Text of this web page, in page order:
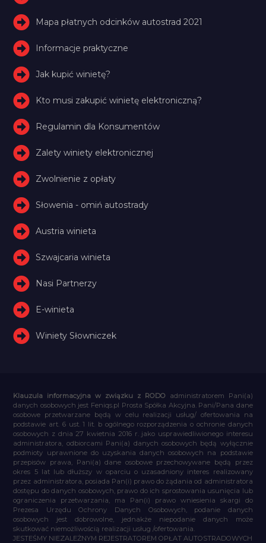
Mapa płatnych odcinków autostrad 2021
Informacje praktyczne
Jak kupić winietę?
Kto musi zakupić winietę elektroniczną?
Regulamin dla Konsumentów
Zalety winiety elektronicznej
Zwolnienie z opłaty
Słowenia - omiń autostrady
Austria winieta
Szwajcaria winieta
Nasi Partnerzy
E-winieta
Winiety Słowniczek
Klauzula informacyjna w związku z RODO administratorem Pani(a)
danych osobowych jest Feniqs.pl Prosta Spółka Akcyjna. Pani/Pana dane
osobowe przetwarzane będą w celu realizacji usług/ ofertowania na
podstawie art. 6 ust. 1 lit. b ogólnego rozporządzenia o ochronie danych
osobowych z dnia 27 kwietnia 2016 r. jako usprawiedliwionego interesu
administratora, odbiorcami Pani(a) danych osobowych będą wyłącznie
podmioty uprawnione do uzyskania danych osobowych na podstawie
przepisów prawa, Pani(a) dane osobowe przechowywane będą przez
okres 5 lat lub dłuższy w oparciu o uzasadniony interes realizowany
przez administratora, posiada Pan(i) prawo do żądania od administratora
dostępu do danych osobowych, prawo do ich sprostowania usunięcia lub
ograniczenia przetwarzania, ma Pan(i) prawo wniesienia skargi do
Prezesa Urzędu Ochrony Danych Osobowych, podanie danych
osobowych jest dobrowolne, jednakże niepodanie danych może
skutkować niemożliwością realizacji usług /ofertowania.
JESTEŚMY NIEZALEŻNYM REJESTRATOREM OPŁAT AUTOSTRADOWYCH